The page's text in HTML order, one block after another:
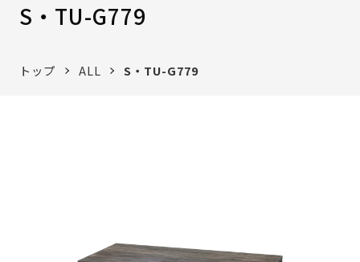
S・TU-G779
トップ ALL S・TU-G779